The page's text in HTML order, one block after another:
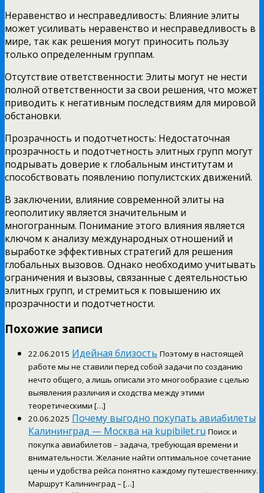
Неравенство и несправедливость: Влияние элиты
может усиливать неравенство и несправедливость в
мире, так как решения могут приносить пользу
только определенным группам.
Отсутствие ответственности: Элиты могут не нести
полной ответственности за свои решения, что может
приводить к негативным последствиям для мировой
обстановки.
Прозрачность и подотчетность: Недостаточная
прозрачность и подотчетность элитных групп могут
подрывать доверие к глобальным институтам и
способствовать появлению популистских движений.
В заключении, влияние современной элиты на
геополитику является значительным и
многогранным. Понимание этого влияния является
ключом к анализу международных отношений и
выработке эффективных стратегий для решения
глобальных вызовов. Однако необходимо учитывать
ограничения и вызовы, связанные с деятельностью
элитных групп, и стремиться к повышению их
прозрачности и подотчетности.
Похожие записи
22.06.2015 Идейная близость Поэтому в настоящей
работе мы не ставили перед собой задачи по созданию
нечто общего, а лишь описали это многообразие с целью
выявления различия и сходства между этими
теоретическими […]
20.06.2025 Почему выгодно покупать авиабилеты
Калининград — Москва на kupibilet.ru Поиск и
покупка авиабилетов – задача, требующая времени и
внимательности. Желание найти оптимальное сочетание
цены и удобства рейса понятно каждому путешественнику.
Маршрут Калининград – […]